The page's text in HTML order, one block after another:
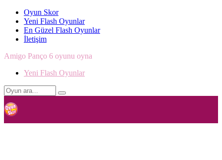
Oyun Skor
Yeni Flash Oyunlar
En Güzel Flash Oyunlar
İletişim
Amigo Panço 6 oyunu oyna
Yeni Flash Oyunlar